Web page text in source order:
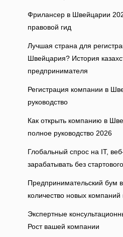
Фрилансер в Швейцарии
правовой гид
Лучшая страна для
Швейцария? История
предпринимателя
Регистрация компании в
руководство
Как открыть компанию в
полное руководство 2026
Глобальный спрос на IT,
зарабатывать без
Предпринимательский бум
количество новых компаний
Экспертные
Рост вашей компании